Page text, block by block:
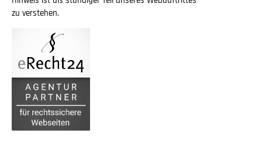
zu verstehen.